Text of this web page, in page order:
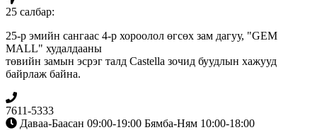
25 салбар:
25-р эмийн сангаас 4-р хороолол өгсөх зам дагуу, "GEM
MALL" худалдааны
төвийн замын эсрэг талд Сastella зочид буудлын хажууд
байрлаж байна.
7611-5333
Даваа-Баасан 09:00-19:00 Бямба-Ням 10:00-18:00